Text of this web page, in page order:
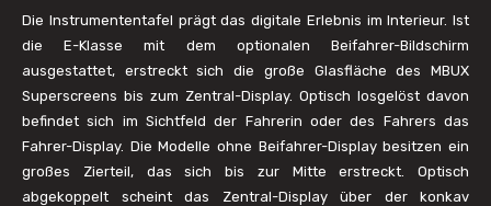
Die Instrumententafel prägt das digitale Erlebnis im Interieur. Ist
die E-Klasse mit dem optionalen Beifahrer-Bildschirm
ausgestattet, erstreckt sich die große Glasfläche des MBUX
Superscreens bis zum Zentral-Display. Optisch losgelöst davon
befindet sich im Sichtfeld der Fahrerin oder des Fahrers das
Fahrer-Display. Die Modelle ohne Beifahrer-Display besitzen ein
großes Zierteil, das sich bis zur Mitte erstreckt. Optisch
abgekoppelt scheint das Zentral-Display über der konkav